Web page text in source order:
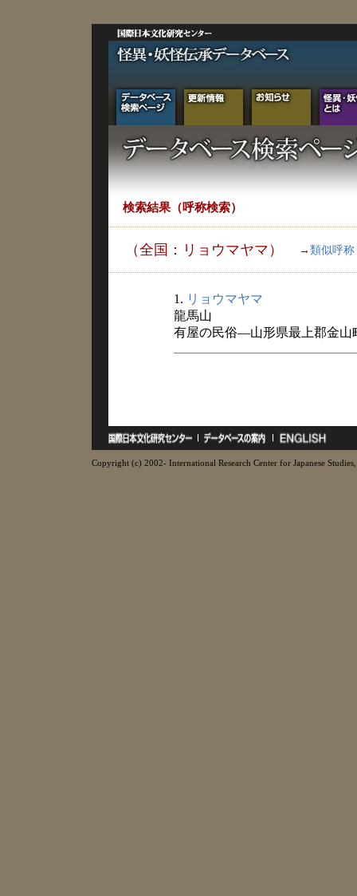
検索結果（呼称検索）
（全国：リョウマヤマ） → 類似呼称
1. リョウマヤマ
龍馬山
有屋の民俗―山形県最上郡金山
Copyright (c) 2002- International Research Center for Japanese